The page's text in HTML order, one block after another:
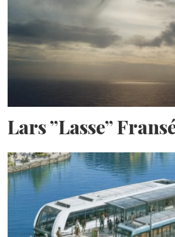
Lars ”Lasse”